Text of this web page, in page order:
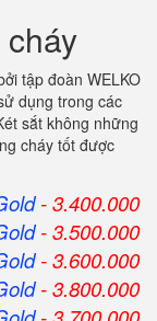
tập đoàn WELKO
dụng trong các
sắt không những
cháy tốt được
- 3.400.000
- 3.500.000
- 3.600.000
- 3.800.000